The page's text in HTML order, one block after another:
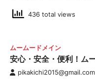
436 total views
ムームードメイン
安心・安全・便利！ム
pikakichi2015@gmail.com